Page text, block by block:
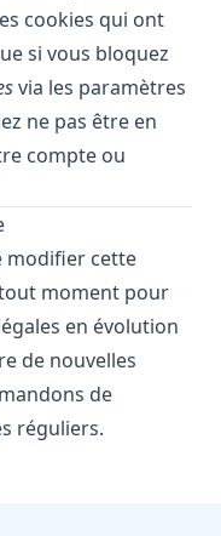
cookies qui ont
si vous bloquez
via les paramètres
ne pas être en
compte ou
modifier cette
moment pour
en évolution
de nouvelles
de
réguliers.